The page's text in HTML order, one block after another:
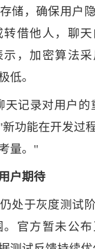
储，确保用户
借他人，聊
，加密算法
低。
记录对用户的
功能在开发过
量。"
户期待
于灰度测试阶
官方暂未公